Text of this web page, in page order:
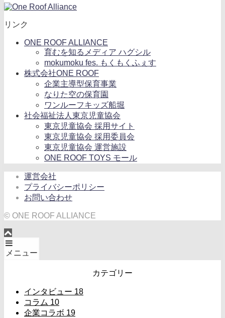
リンク
ONE ROOF ALLIANCE
育むを知るメディア ハグシル
mokumoku fes. もくもくふぇす
株式会社ONE ROOF
企業主導型保育事業
なりた空の保育園
ワンルーフキッズ船堀
社会福祉法人東京児童協会
東京児童協会 採用サイト
東京児童協会 採用委員会
東京児童協会 運営施設
ONE ROOF TOYS モール
運営会社
プライバシーポリシー
お問い合わせ
© ONE ROOF ALLIANCE
メニュー
カテゴリー
インタビュー 18
コラム 10
企業コラボ 19